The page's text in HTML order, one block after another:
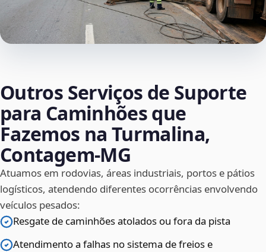
Outros Serviços de Suporte
para Caminhões que
Fazemos na Turmalina,
Contagem‑MG
Atuamos em rodovias, áreas industriais, portos e pátios
logísticos, atendendo diferentes ocorrências envolvendo
veículos pesados:
Resgate de caminhões atolados ou fora da pista
Atendimento a falhas no sistema de freios e